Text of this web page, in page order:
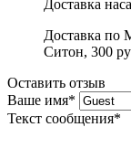
Доставка
Доставка по
Ситон, 300
Оставить отзыв
Ваше имя*
Текст сообщения*